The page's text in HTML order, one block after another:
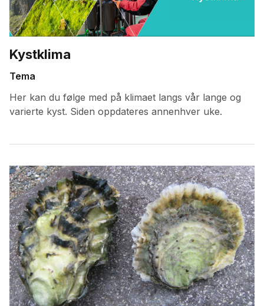
Kystklima
Tema
Her kan du følge med på klimaet langs vår lange og
varierte kyst. Siden oppdateres annenhver uke.